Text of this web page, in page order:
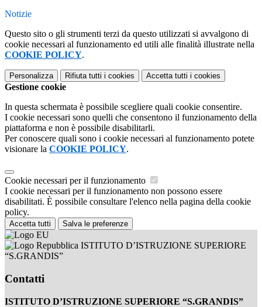
Notizie
Questo sito o gli strumenti terzi da questo utilizzati si avvalgono di
cookie necessari al funzionamento ed utili alle finalità illustrate nella
COOKIE POLICY.
Personalizza Rifiuta tutti i cookies Accetta tutti i cookies
Gestione cookie
In questa schermata è possibile scegliere quali cookie consentire.
I cookie necessari sono quelli che consentono il funzionamento della
piattaforma e non è possibile disabilitarli.
Per conoscere quali sono i cookie necessari al funzionamento potete
visionare la COOKIE POLICY.
Cookie necessari per il funzionamento
I cookie necessari per il funzionamento non possono essere
disabilitati. È possibile consultare l'elenco nella pagina della cookie
policy.
Accetta tutti Salva le preferenze
ISTITUTO D’ISTRUZIONE SUPERIORE
“S.GRANDIS”
Contatti
ISTITUTO D’ISTRUZIONE SUPERIORE “S.GRANDIS”